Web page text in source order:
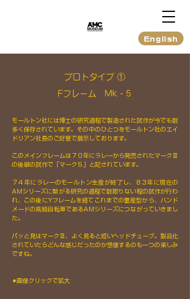
English
プロトタイプ ①
​Fフレーム Mk - 5
モールトン社には博士の研究過程で製造された試作が今でも数
多く保存されています。 その中のひとつをモールトン社のエイ
ドリアン社長のご好意で展示しております。
このメインフレームは７０年にラレーから発売されたマークⅢ
の後継の試作で「マーク５」と記されています。
７４年にラレーのモールトン生産が終了し、８３年に現在の
AMシリーズに繋がる研究の過程で数限りない程の試作が行わ
れ、この後にYフレームを経てこれまでの量産型から、ハンド
メードの高級自転車であるAMシリーズにつながっていきまし
た。
​パッと見はマークⅢ、よく見ると短いヘッドチューブ。製品化
されていたらどんな感じだったのか想像するのも一つの楽しみ
ですね。
⚫︎画像クリックで拡大